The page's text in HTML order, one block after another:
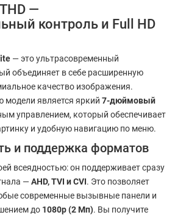
—
контроль и Full HD
— это ультрасовременный
объединяет в себе расширенную
качество изображения.
модели является яркий 7-дюймовый
управлением, который обеспечивает
и удобную навигацию по меню.
и поддержка форматов
всеядностью: он поддерживает сразу
—AHD, TVI и CVI. Это позволяет
современные вызывные панели и
до 1080p (2 Мп). Вы получите